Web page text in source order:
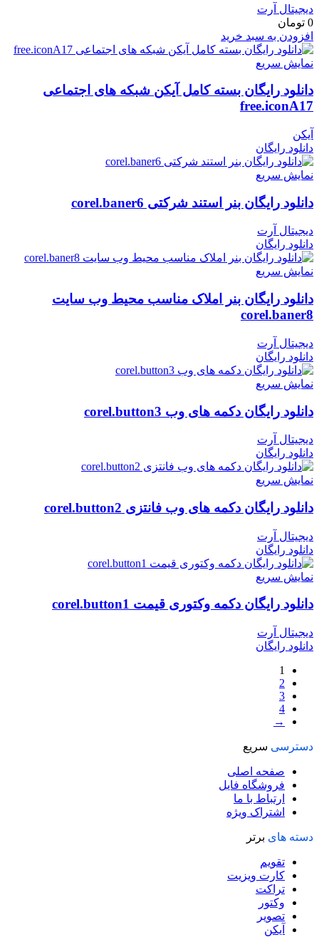
دیجیتال آرت
0 تومان
افزودن به سبد خرید
نمایش سریع
دانلود رایگان بسته کامل آیکن شبکه های اجتماعی
free.iconA17
آیکن
دانلود رایگان
نمایش سریع
دانلود رایگان بنر استند شرکتی corel.baner6
دیجیتال آرت
دانلود رایگان
نمایش سریع
دانلود رایگان بنر املاک مناسب محیط وب سایت
corel.baner8
دیجیتال آرت
دانلود رایگان
نمایش سریع
دانلود رایگان دکمه های وب corel.button3
دیجیتال آرت
دانلود رایگان
نمایش سریع
دانلود رایگان دکمه های وب فانتزی corel.button2
دیجیتال آرت
دانلود رایگان
نمایش سریع
دانلود رایگان دکمه وکتوری قیمت corel.button1
دیجیتال آرت
دانلود رایگان
1
2
3
4
→
دسترسی سریع
صفحه اصلی
فروشگاه فایل
ارتباط با ما
اشتراک ویژه
دسته های برتر
تقویم
کارت ویزیت
تراکت
وکتور
تصویر
آیکن